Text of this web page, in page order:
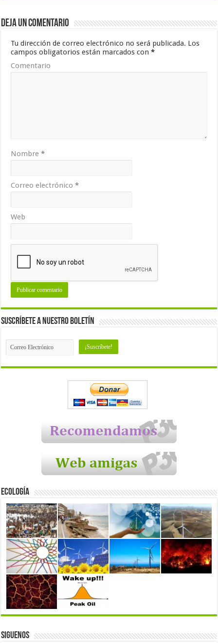
Deja un comentario
Tu dirección de correo electrónico no será publicada. Los
campos obligatorios están marcados con*
Comentario
Nombre*
Correo electrónico*
Web
Suscríbete a nuestro Boletín
Ecología
Siguenos